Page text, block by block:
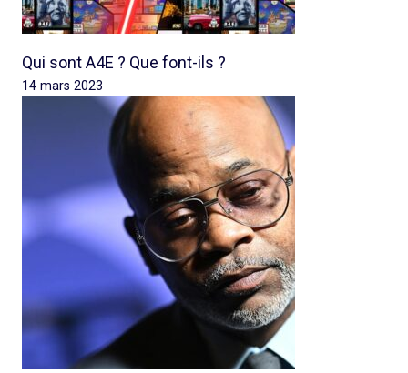
Qui sont A4E ? Que font-ils ?
14 mars 2023